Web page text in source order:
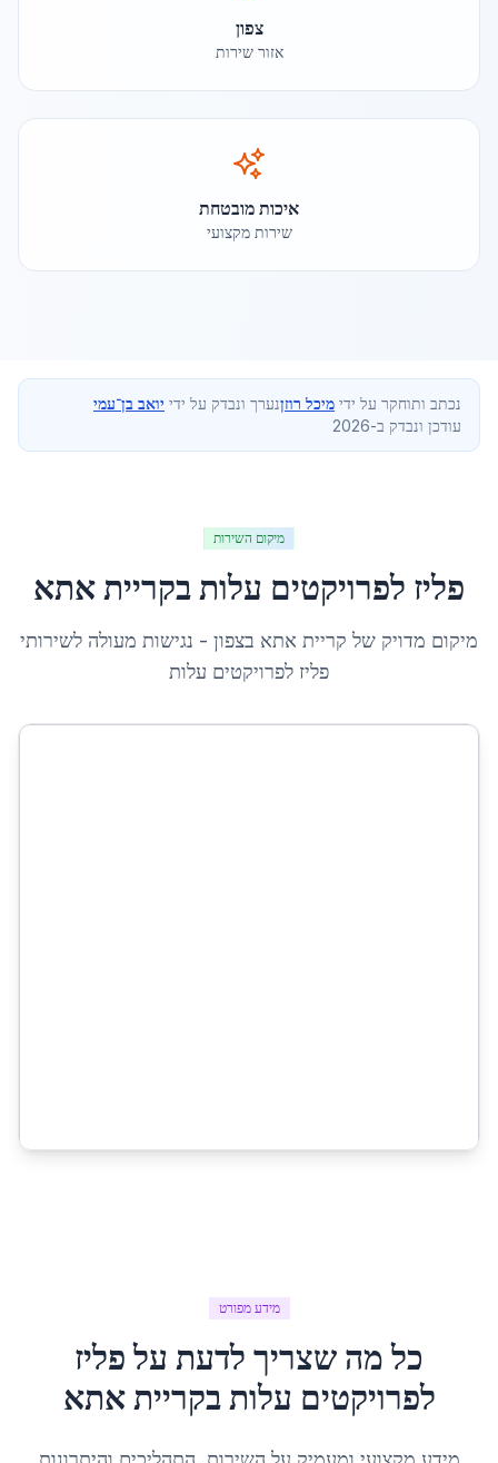
צפון
אזור שירות
איכות מובטחת
שירות מקצועי
נכתב ותוחקר על ידי מיכל רוזןנערך ונבדק על ידי יואב בן־עמי
עודכן ונבדק ב-2026
מיקום השירות
פליז לפרויקטים עלות בקריית אתא
מיקום מדויק של קריית אתא בצפון - נגישות מעולה לשירותי
פליז לפרויקטים עלות
מידע מפורט
כל מה שצריך לדעת עלפליז
לפרויקטים עלות בקריית אתא